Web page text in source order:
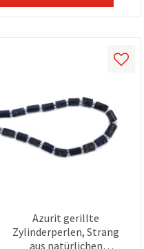
Azurit gerillte
Zylinderperlen, Strang
aus natürlichen